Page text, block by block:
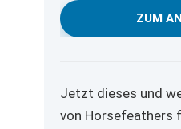
ZUM
Jetzt dieses und
von Horsefeathers